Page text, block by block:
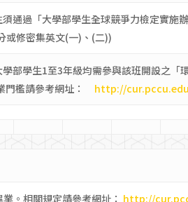
通過「大學部學生全球競爭力檢定實施
或修密集英文(一)、(二))
部學生1至3年級均需參與該班開設之「
門檻請參考網址： http://
。相關規定請參考網址： http://